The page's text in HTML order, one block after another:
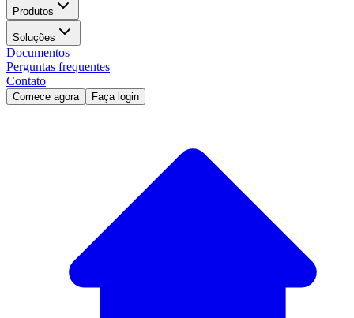
Produtos
Soluções
Documentos
Perguntas frequentes
Contato
Comece agora Faça login